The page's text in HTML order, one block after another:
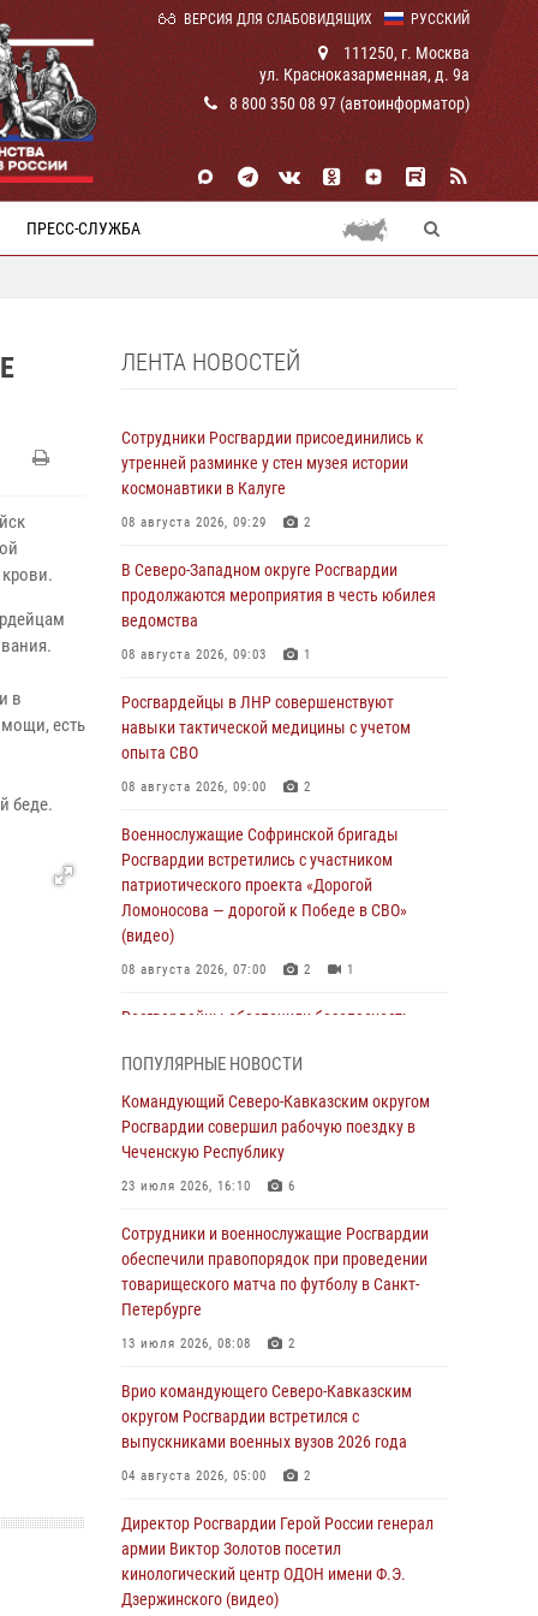
РУССКИЙ
ВЕРСИЯ ДЛЯ СЛАБОВИДЯЩИХ
111250, г. Москва
ул. Красноказарменная, д. 9а
8 800 350 08 97 (автоинформатор)
ПРЕСС-СЛУЖБА
в
есть
беде.
ЛЕНТА НОВОСТЕЙ
Сотрудники Росгвардии присоединились к
утренней разминке у стен музея истории
космонавтики в Калуге
08 августа 2026, 09:29 2
В Северо-Западном округе Росгвардии
продолжаются мероприятия в честь юбилея
ведомства
08 августа 2026, 09:03 1
Росгвардейцы в ЛНР совершенствуют
навыки тактической медицины с учетом
опыта СВО
08 августа 2026, 09:00 2
Военнослужащие Софринской бригады
Росгвардии встретились с участником
патриотического проекта «Дорогой
Ломоносова — дорогой к Победе в СВО»
(видео)
08 августа 2026, 07:00 2 1
Росгвардейцы обеспечили безопасность
ОМОН «Ойрат» Управления Росгвардии по
Республике Калмыкия исполнилось 20 лет
08 августа 2026, 07:00
В Кабардино-Балкарии сотрудники
Росгвардии провели турнир по настольному
теннису ко Дню физкультурника
08 августа 2026, 07:00
медикам и девушке с ограниченными
возможностями здоровья (видео)
08 августа 2026, 06:32 1
память товарища на тактическом турнире
(видео)
08 августа 2026, 06:15 9 1
ПОПУЛЯРНЫЕ НОВОСТИ
Командующий Северо-Кавказским округом
Росгвардии совершил рабочую поездку в
Чеченскую Республику
23 июля 2026, 16:10 6
Сотрудники и военнослужащие Росгвардии
обеспечили правопорядок при проведении
товарищеского матча по футболу в Санкт-
Петербурге
13 июля 2026, 08:08 2
Врио командующего Северо-Кавказским
округом Росгвардии встретился с
выпускниками военных вузов 2026 года
04 августа 2026, 05:00 2
Директор Росгвардии Герой России генерал
армии Виктор Золотов посетил
кинологический центр ОДОН имени Ф.Э.
Дзержинского (видео)